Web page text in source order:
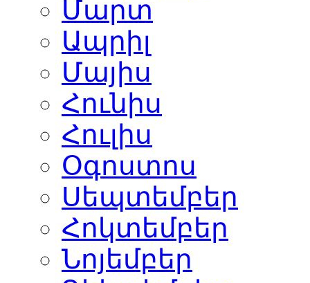
Մարտ
Ապրիլ
Մայիս
Հունիս
Հուլիս
Օգոստոս
Սեպտեմբեր
Հոկտեմբեր
Նոյեմբեր